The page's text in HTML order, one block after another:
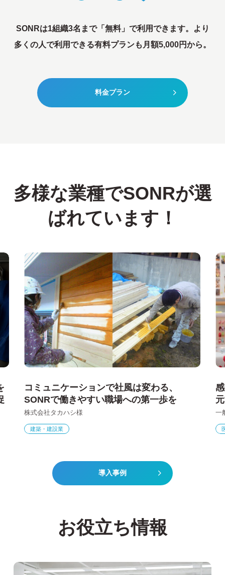
SONRは1組織3名まで「無料」で利用できます。
より
多くの人で利用できる有料プランも月額5,000円から。
料金プラン
多様な業種でSONRが選
ばれています！
コミュニケーションで社風は変わる、
SONRで働きやすい職場への第一歩を
株式会社タカハシ様
建築・建設業
一
導入事例
お役立ち情報